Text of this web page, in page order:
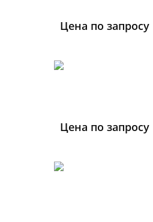
Цена по запросу
Цена по запросу